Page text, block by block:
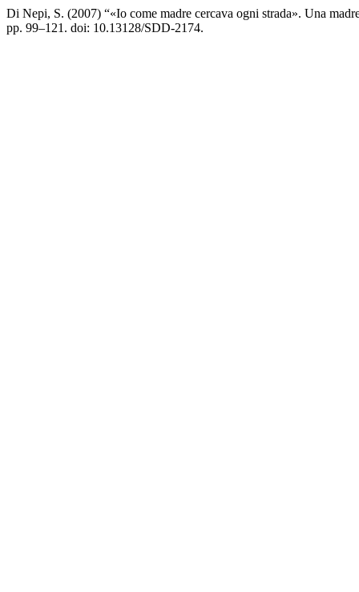
Di Nepi, S. (2007) “«Io come madre cercava ogni strada». Una
pp. 99–121. doi: 10.13128/SDD-2174.